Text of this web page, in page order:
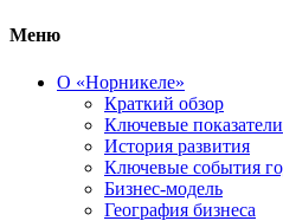
Меню
О «Норникеле»
Краткий обзор
Ключевые показатели
История развития
Ключевые события
Бизнес-модель
География бизнеса